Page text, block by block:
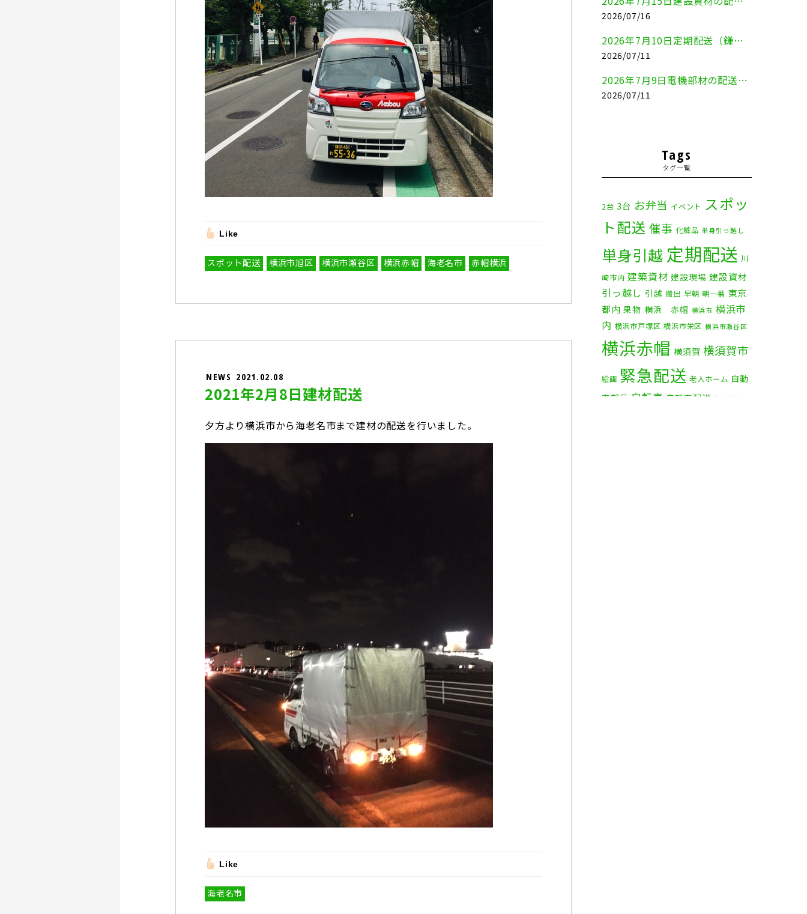
Like
スポット配送 横浜市旭区 横浜市瀬谷区 横浜赤帽 海老名市 赤帽横浜
NEWS 2021.02.08
2021年2月8日建材配送
夕方より横浜市から海老名市まで建材の配送を行いました。
Like
海老名市
2026/07/16
2026年7月10日定期配送（鎌倉市⇔大田区）
2026/07/11
2026年7月9日電機部材の配送（横浜市戸塚区⇒品川区）
2026/07/11
Tags
タグ一覧
2台 3台 お弁当 イベント スポッ
ト配送 催事 化粧品 単身引っ越し
単身引越 定期配送 川
崎市内 建築資材 建設現場 建設資材
引っ越し 引越 搬出 早朝 朝一番 東京
都内 果物 横浜 赤帽 横浜市 横浜市
内 横浜市戸塚区 横浜市栄区 横浜市瀬谷区
横浜赤帽 横須賀 横須賀市
絵画 緊急配送 老人ホーム 自動
車部品 自転車 自転車配送 茅ケ崎市